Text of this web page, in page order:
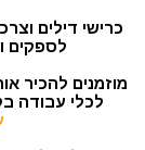
כרישי דילים
לספקים
מוזמנים להכיר
לכלי עבודה